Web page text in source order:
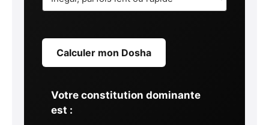
Calculer mon Dosha
Votre constitution dominante
est :